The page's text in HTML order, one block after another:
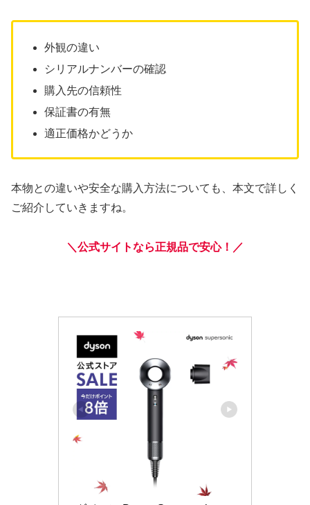
外観の違い
シリアルナンバーの確認
購入先の信頼性
保証書の有無
適正価格かどうか
本物との違いや安全な購入方法についても、本文で詳しく
ご紹介していきますね。
＼公式サイトなら正規品で安心！／